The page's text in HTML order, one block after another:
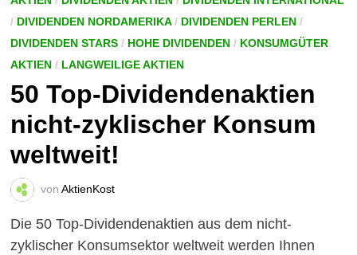
/ DIVIDENDEN NORDAMERIKA/ DIVIDENDEN PERLEN/
DIVIDENDEN STARS/ HOHE DIVIDENDEN/ KONSUMGÜTER
AKTIEN/ LANGWEILIGE AKTIEN
50 Top-Dividendenaktien
nicht-zyklischer Konsum
weltweit!
von AktienKost
Die 50 Top-Dividendenaktien aus dem nicht-
zyklischer Konsumsektor weltweit werden Ihnen